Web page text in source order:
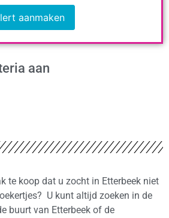
aanmaken
aan
te koop dat u zocht in Etterbeek niet
U kunt altijd zoeken in de
buurt van Etterbeek of de